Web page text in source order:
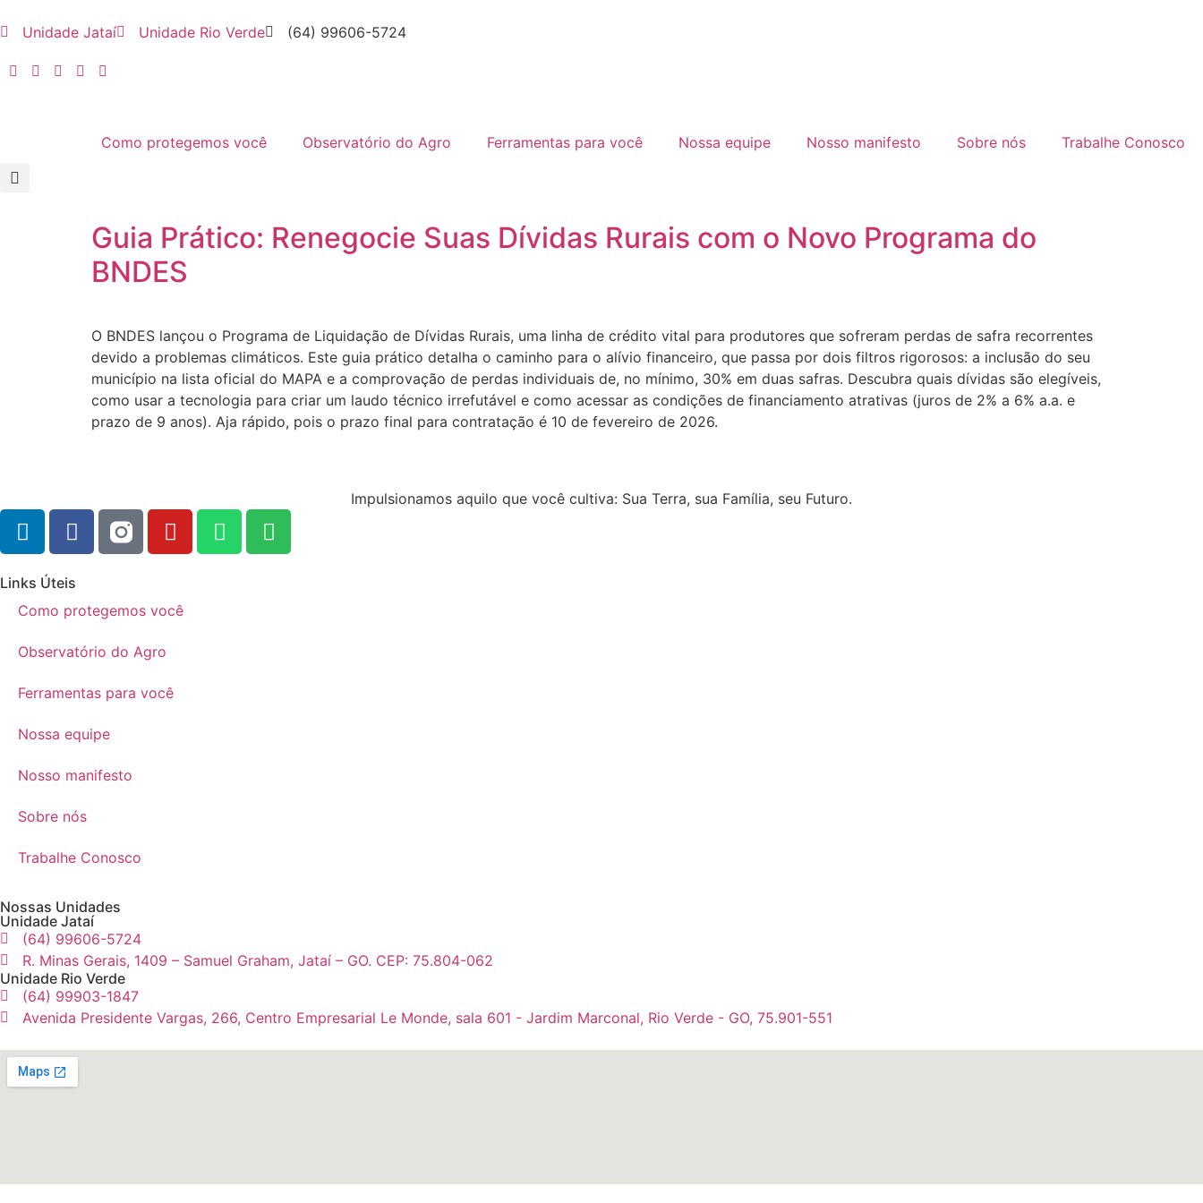
Unidade Jataí Unidade Rio Verde (64) 99606-5724
Como protegemos você Observatório do Agro Ferramentas para você Nossa equipe Nosso manifesto Sobre nós Trabalhe Conosco
Guia Prático: Renegocie Suas Dívidas Rurais com o Novo Programa do
BNDES
O BNDES lançou o Programa de Liquidação de Dívidas Rurais, uma linha de crédito vital para produtores que sofreram perdas de safra recorrentes
devido a problemas climáticos. Este guia prático detalha o caminho para o alívio financeiro, que passa por dois filtros rigorosos: a inclusão do seu
município na lista oficial do MAPA e a comprovação de perdas individuais de, no mínimo, 30% em duas safras. Descubra quais dívidas são elegíveis,
como usar a tecnologia para criar um laudo técnico irrefutável e como acessar as condições de financiamento atrativas (juros de 2% a 6% a.a. e
prazo de 9 anos). Aja rápido, pois o prazo final para contratação é 10 de fevereiro de 2026.
Impulsionamos aquilo que você cultiva: Sua Terra, sua Família, seu Futuro.
Links Úteis
Como protegemos você
Observatório do Agro
Ferramentas para você
Nossa equipe
Nosso manifesto
Sobre nós
Trabalhe Conosco
Nossas Unidades
Unidade Jataí
(64) 99606-5724
R. Minas Gerais, 1409 – Samuel Graham, Jataí – GO. CEP: 75.804-062
Unidade Rio Verde
(64) 99903-1847
Avenida Presidente Vargas, 266, Centro Empresarial Le Monde, sala 601 - Jardim Marconal, Rio Verde - GO, 75.901-551